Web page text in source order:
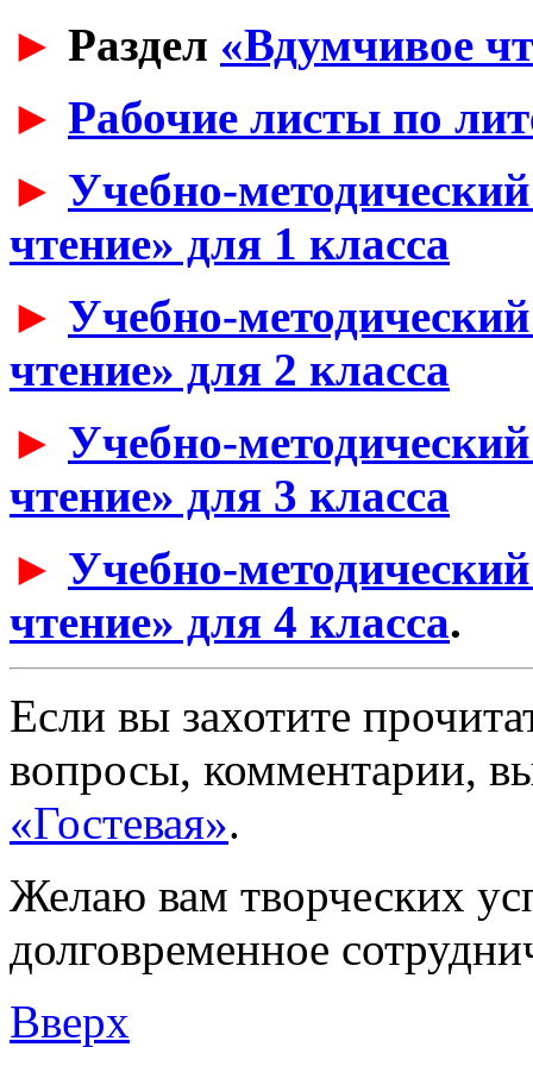
► Раздел «Вдумчивое
► Рабочие листы по
► Учебно-
чтение» для 1 класса
► Учебно-
чтение» для 2 класса
► Учебно-
чтение» для 3 класса
► Учебно-
чтение» для 4 класса.
Если вы захотите
вопросы, комментарии,
«Гостевая».
Желаю вам творческих
долговременное
Вверх